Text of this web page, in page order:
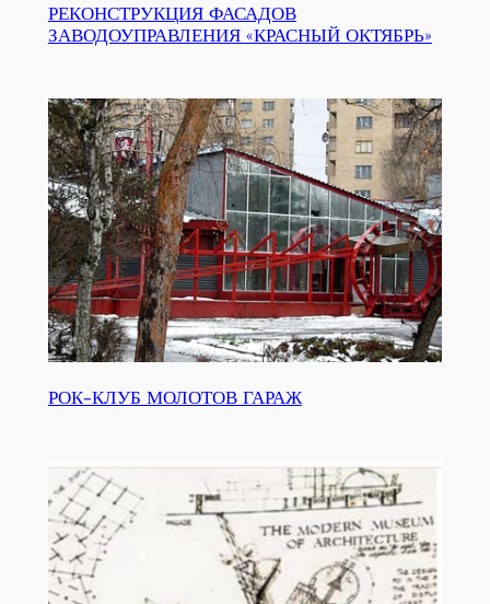
РЕКОНСТРУКЦИЯ ФАСАДОВ
ЗАВОДОУПРАВЛЕНИЯ «КРАСНЫЙ ОКТЯБРЬ»
РОК-КЛУБ МОЛОТОВ ГАРАЖ